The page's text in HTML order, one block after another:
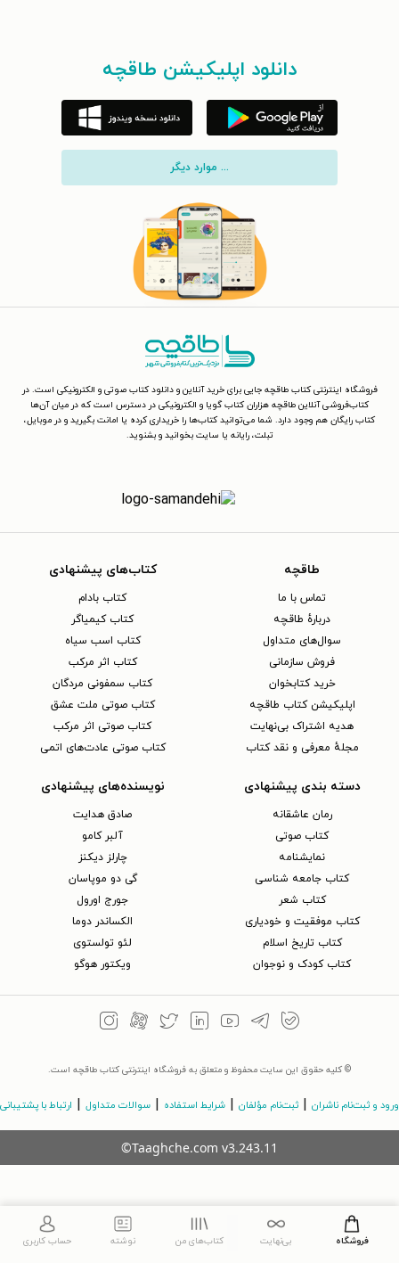
دانلود اپلیکیشن طاقچه
... موارد دیگر
فروشگاه اینترنتی کتاب طاقچه جایی برای خرید آنلاین و دانلود کتاب صوتی و الکترونیکی است. در
کتاب‌فروشی آنلاین طاقچه هزاران کتاب گویا و الکترونیکی در دسترس است که در میان آن‌ها
کتاب رایگان هم وجود دارد. شما می‌توانید کتاب‌ها را خریداری کرده یا امانت بگیرید و در موبایل،
تبلت، رایانه یا سایت بخوانید و بشنوید.
طاقچه
تماس با ما
دربارهٔ طاقچه
سوال‌های متداول
فروش سازمانی
خرید کتابخوان
اپلیکیشن کتاب طاقچه
هدیه اشتراک بی‌نهایت
مجلهٔ معرفی و نقد کتاب
کتاب‌های پیشنهادی
کتاب بادام
کتاب کیمیاگر
کتاب اسب سیاه
کتاب اثر مرکب
کتاب سمفونی مردگان
کتاب صوتی ملت عشق
کتاب صوتی اثر مرکب
کتاب صوتی عادت‌های اتمی
دسته بندی پیشنهادی
رمان عاشقانه
کتاب‌ صوتی
نمایشنامه
کتاب جامعه شناسی
کتاب شعر
کتاب موفقیت و خودیاری
کتاب تاریخ اسلام
کتاب کودک و نوجوان
نویسنده‌های پیشنهادی
صادق هدایت
آلبر کامو
چارلز دیکنز
گی دو موپاسان
جورج اورول
الکساندر دوما
لئو تولستوی
ویکتور هوگو
© کلیه حقوق این سایت محفوظ و متعلق به فروشگاه اینترنتی کتاب طاقچه است.
ورود و ثبت‌نام ناشران | ثبت‌نام مؤلفان | شرایط استفاده | سوالات متداول | ارتباط با پشتیبانی
©Taaghche.com v3.243.11
فروشگاه بی‌نهایت کتاب‌های من نوشته حساب کاربری